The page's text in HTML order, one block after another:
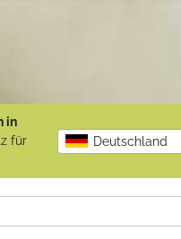
in
für
Deutschland